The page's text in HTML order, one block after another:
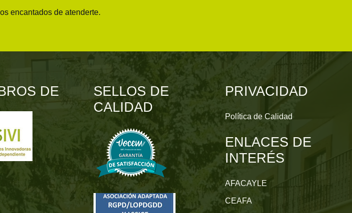
encantados de atenderte.
DE
SELLOS DE
CALIDAD
PRIVACIDAD
Política de Calidad
ENLACES DE
INTERÉS
AFACAYLE
CEAFA